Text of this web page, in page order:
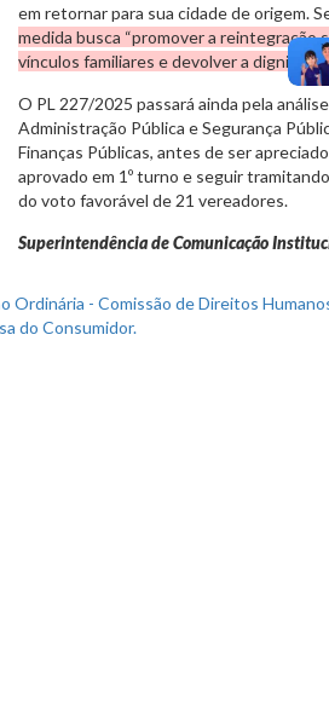
em retornar para sua cidade de origem.
medida busca “promover a reintegração
vínculos familiares e devolver a dignidade
O PL 227/2025 passará ainda pela
Administração Pública e Segurança
Finanças Públicas, antes de ser
aprovado em 1º turno e seguir
do voto favorável de 21 vereadores.
Superintendência de Comunicação